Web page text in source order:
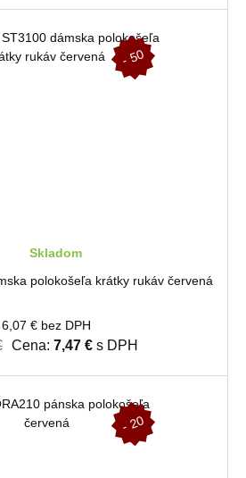
-
5
0
Skladom
polokošeľa krátky rukáv červená
6,07 € bez DPH
Cena: 7,47 €s DPH
-
2
0